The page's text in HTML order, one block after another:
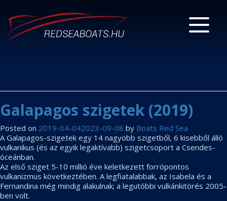
Galapagos szigetek (2019)
Posted on 2019-04-042023-09-08 by Boats Red Sea
A Galapagos-szigetek egy 14 nagyobb szigetből, 6 kisebből álló
vulkanikus (és az egyik legaktívabb) szigetcsoport a Csendes-
óceánban.
Az első sziget 5-10 millió éve keletkezett forrópontos
vulkanizmus következtében. A legfiatalabbak, az Isabela és a
Fernandina még mindig alakulnak; a legutóbbi vulkánkitörés 2005-
ben volt.